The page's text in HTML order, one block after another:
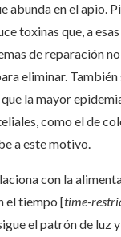
abunda en el apio.
toxinas que, a
de reparación
eliminar. También
la mayor
como el de
a este motivo.
con la
el tiempo [time-
el patrón de luz y